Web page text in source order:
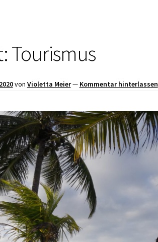
Tourismus
von Violetta Meier— Kommentar hinterlassen